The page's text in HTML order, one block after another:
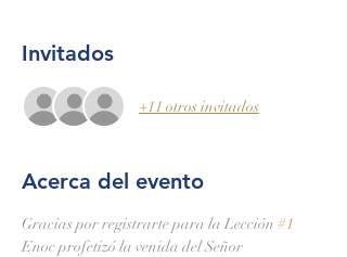
Invitados
+11 otros invitados
Acerca del evento
Gracias por registrarte para la Lección #1
Enoc profetizó la venida del Señor